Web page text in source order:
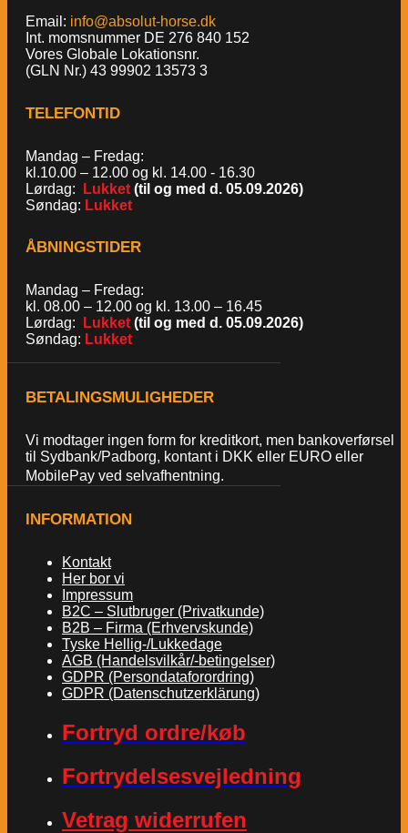
Email: info@absolut-horse.dk
Int. momsnummer DE 276 840 152
Vores Globale Lokationsnr.
(GLN Nr.) 43 99902 13573 3
TELEFONTID
Mandag – Fredag:
kl.10.00 – 12.00 og kl. 14.00 - 16.30
Lørdag:
Lukket (til og med d. 05.09.2026)
Søndag: Lukket
ÅBNINGSTIDER
Mandag – Fredag:
kl. 08.00 – 12.00 og kl. 13.00 – 16.45
Lørdag:
Lukket (til og med d. 05.09.2026)
Søndag: Lukket
BETALINGSMULIGHEDER
Vi modtager ingen form for kreditkort, men bankoverførsel
til Sydbank/Padborg, kontant i DKK eller EURO eller
MobilePay ved selvafhentning.
INFORMATION
Kontakt
Her bor vi
Impressum
B2C – Slutbruger (Privatkunde)
B2B – Firma (Erhvervskunde)
Tyske Hellig-/Lukkedage
AGB (Handelsvilkår/-betingelser)
GDPR (Persondataforordring)
GDPR (Datenschutzerklärung)
Fortryd ordre/køb
Fortrydelsesvejledning
Vetrag widerrufen